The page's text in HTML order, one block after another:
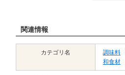
関連情報
カテゴリ名 調味料
和食材